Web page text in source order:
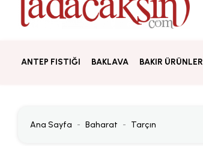
ANTEP FISTIĞI BAKLAVA BAKIR ÜRÜNLER
Ana Sayfa Baharat Tarçın